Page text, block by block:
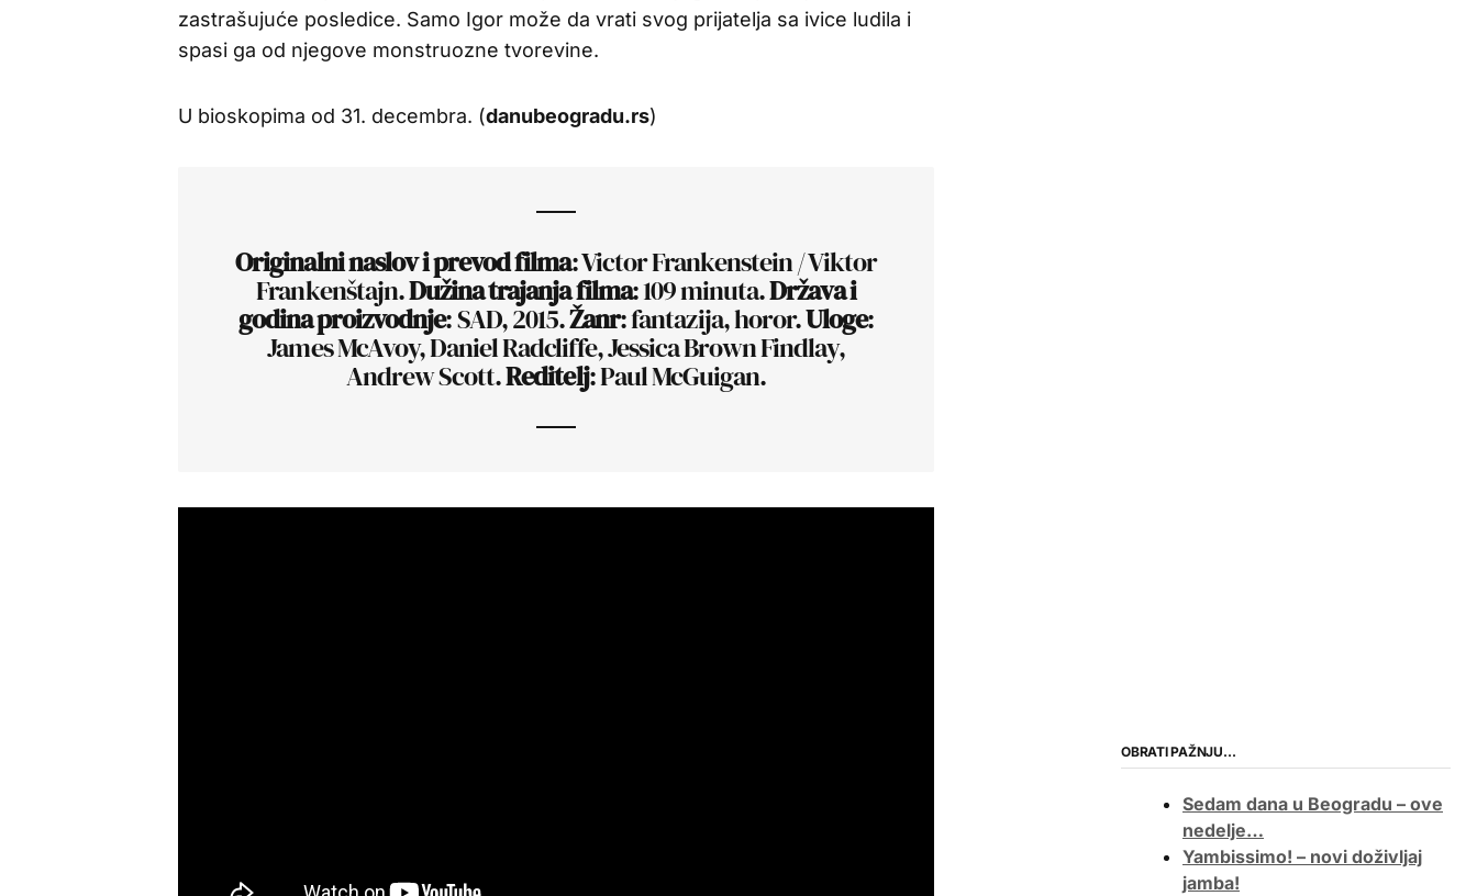
zastrašujuće posledice. Samo Igor može da vrati svog prijatelja sa ivice ludila i
spasi ga od njegove monstruozne tvorevine.
U bioskopima od 31. decembra. (danubeogradu.rs)
Originalni naslov i prevod filma: Victor Frankenstein / Viktor
Frankenštajn.Dužina trajanja filma: 109 minuta.Država i
godina proizvodnje: SAD, 2015.Žanr: fantazija, horor.Uloge:
James McAvoy, Daniel Radcliffe, Jessica Brown Findlay,
Andrew Scott.Reditelj: Paul McGuigan.
OBRATI PAŽNJU…
Sedam dana u Beogradu – ove
nedelje…
Yambissimo! – novi doživljaj
jamba!